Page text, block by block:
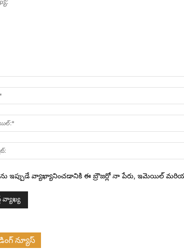
ఇప్పుడే వ్యాఖ్యానించడానికి ఈ బ్రౌజర్లో నా పేరు, ఇమెయిల్
న్యూస్